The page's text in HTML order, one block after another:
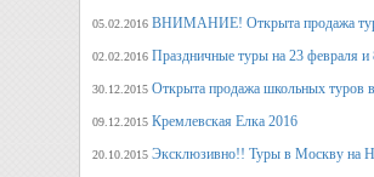
05.02.2016 ВНИМАНИЕ! Открыта продажа
02.02.2016 Праздничные туры на 23 февраля и
30.12.2015 Открыта продажа школьных туров
09.12.2015 Кремлевская Елка 2016
20.10.2015 Эксклюзивно!! Туры в Москву на